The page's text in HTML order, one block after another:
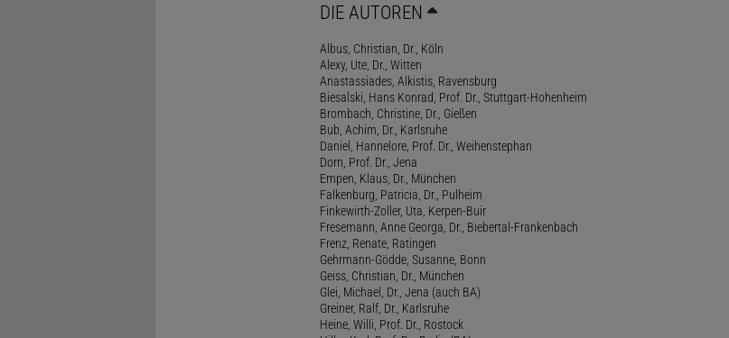
DIE AUTOREN
Albus, Christian, Dr., Köln
Alexy, Ute, Dr., Witten
Anastassiades, Alkistis, Ravensburg
Biesalski, Hans Konrad, Prof. Dr., Stuttgart-Hohenheim
Brombach, Christine, Dr., Gießen
Bub, Achim, Dr., Karlsruhe
Daniel, Hannelore, Prof. Dr., Weihenstephan
Dorn, Prof. Dr., Jena
Empen, Klaus, Dr., München
Falkenburg, Patricia, Dr., Pulheim
Finkewirth-Zoller, Uta, Kerpen-Buir
Fresemann, Anne Georga, Dr., Biebertal-Frankenbach
Frenz, Renate, Ratingen
Gehrmann-Gödde, Susanne, Bonn
Geiss, Christian, Dr., München
Glei, Michael, Dr., Jena (auch BA)
Greiner, Ralf, Dr., Karlsruhe
Heine, Willi, Prof. Dr., Rostock